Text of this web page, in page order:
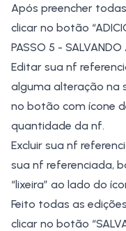
Após preencher
clicar no botão
PASSO 5 - SALVANDO
Editar sua nf
alguma alteração na
no botão com ícone
quantidade da nf.
Excluir sua nf
sua nf referenciada,
“lixeira” ao lado do
Feito todas as
clicar no botão